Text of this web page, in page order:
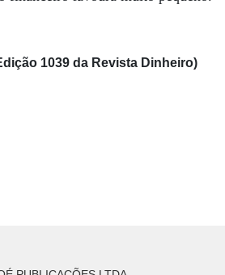
1039 da Revista Dinheiro)